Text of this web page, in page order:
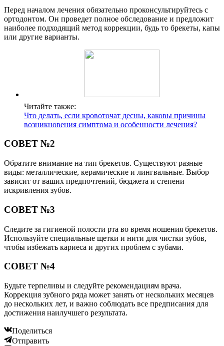
Перед началом лечения обязательно проконсультируйтесь с
ортодонтом. Он проведет полное обследование и предложит
наиболее подходящий метод коррекции, будь то брекеты, капы
или другие варианты.
Читайте также:
Что делать, если кровоточат десны, каковы причины
возникновения симптома и особенности лечения?
СОВЕТ №2
Обратите внимание на тип брекетов. Существуют разные
виды: металлические, керамические и лингвальные. Выбор
зависит от ваших предпочтений, бюджета и степени
искривления зубов.
СОВЕТ №3
Следите за гигиеной полости рта во время ношения брекетов.
Используйте специальные щетки и нити для чистки зубов,
чтобы избежать кариеса и других проблем с зубами.
СОВЕТ №4
Будьте терпеливы и следуйте рекомендациям врача.
Коррекция зубного ряда может занять от нескольких месяцев
до нескольких лет, и важно соблюдать все предписания для
достижения наилучшего результата.
Поделиться
Отправить